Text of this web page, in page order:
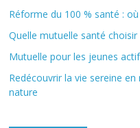
Réforme du 100 % santé :
Quelle mutuelle santé
Mutuelle pour les jeunes
Redécouvrir la vie sereine
nature